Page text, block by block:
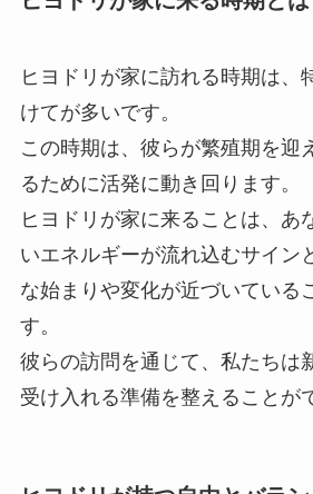
ヒヨドリが家に訪れる時期は、
けてが多いです。
この時期は、彼らが繁殖期を迎
るために活発に動き回ります。
ヒヨドリが家に来ることは、あ
いエネルギーが流れ込むサイン
な始まりや変化が近づいている
す。
彼らの訪問を通じて、私たちは
受け入れる準備を整えることが